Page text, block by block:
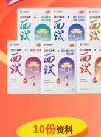
10份资料